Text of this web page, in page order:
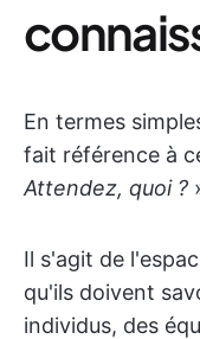
En termes
fait référence à
Attendez, quoi ?
Il s'agit de
qu'ils doivent
individus, des